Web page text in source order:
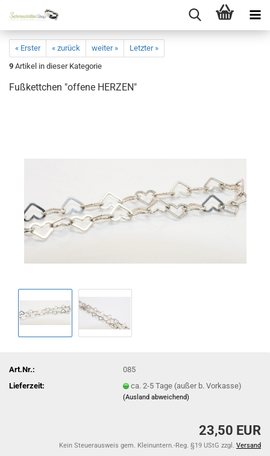
« Erster « zurück weiter »
Letzter »
9 Artikel in dieser Kategorie
Fußkettchen "offene HERZEN"
Art.Nr.:
085
Lieferzeit:
ca. 2-5 Tage (außer b. Vorkasse)
(Ausland abweichend)
23,50 EUR
Kein Steuerausweis gem. Kleinuntern.-Reg. §19 UStG zzgl. Versand